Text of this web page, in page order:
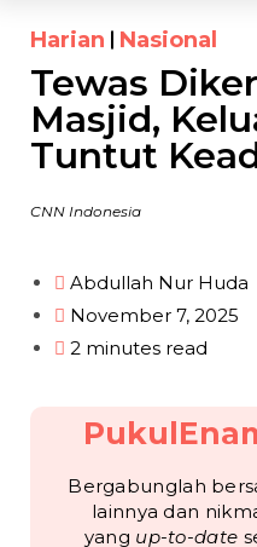
Harian Nasional
Tewas
Masjid,
Tuntut
CNN Indonesia
Abdullah Nur Huda
November 7, 2025
2 minutes read
Bergabunglah
lainnya dan
yang up-to-date